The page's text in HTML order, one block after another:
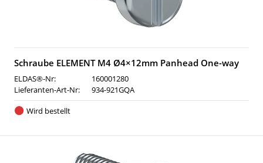
Schraube ELEMENT M4 Ø4×12mm Panhead One-way
ELDAS®-Nr:
160001280
Lieferanten-Art-Nr:
934-921GQA
Wird bestellt